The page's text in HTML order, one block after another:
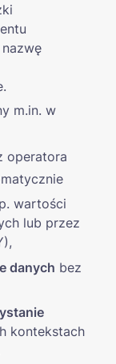
m.in. w
operatora
wartości
lub przez
danych bez
kontekstach